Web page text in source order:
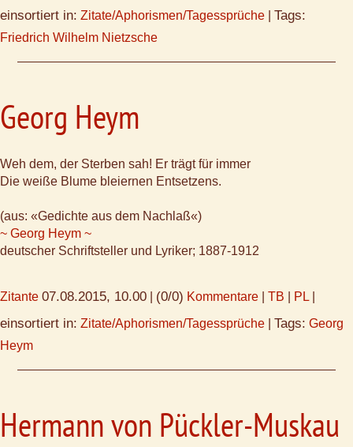
einsortiert in: Zitate/Aphorismen/Tagessprüche Tags:
Friedrich Wilhelm Nietzsche
Georg Heym
Weh dem, der Sterben sah! Er trägt für immer
Die weiße Blume bleiernen Entsetzens.
(aus: «Gedichte aus dem Nachlaß«)
~ Georg Heym ~
deutscher Schriftsteller und Lyriker; 1887-1912
Zitante 07.08.2015, 10.00 (0/0) Kommentare TB PL
einsortiert in: Zitate/Aphorismen/Tagessprüche Tags: Georg
Heym
Hermann von Pückler-Muskau